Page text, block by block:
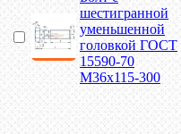
шестигранной
уменьшенной
головкой ГОСТ
15590-70
М36х115-300